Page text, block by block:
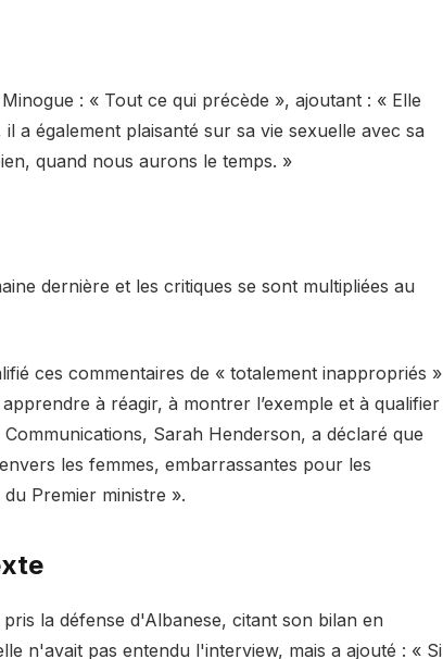
: « Tout ce qui précède », ajoutant : « Elle
a également plaisanté sur sa vie sexuelle avec sa
quand nous aurons le temps. »
dernière et les critiques se sont multipliées au
ces commentaires de « totalement inappropriés »
à réagir, à montrer l’exemple et à qualifier
Sarah Henderson, a déclaré que
les femmes, embarrassantes pour les
Premier ministre ».
la défense d'Albanese, citant son bilan en
n'avait pas entendu l'interview, mais a ajouté : « Si